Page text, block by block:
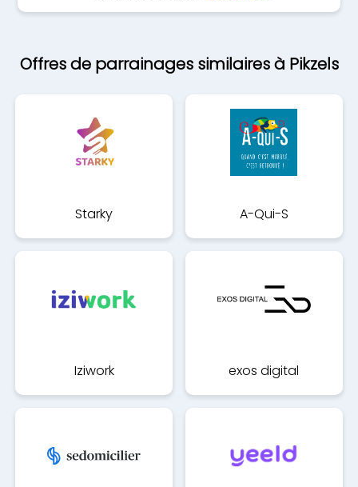
Offres de parrainages similaires à Pikzels
Starky A-Qui-S
Iziwork exos digital